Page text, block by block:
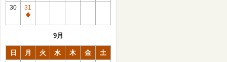
館
日
30
31
休
9月
日 月 火 水 木 金 土